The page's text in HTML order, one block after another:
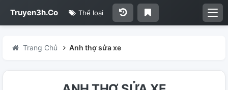
Truyen3h.Co Thể loại
Trang Chủ Anh thợ sửa xe